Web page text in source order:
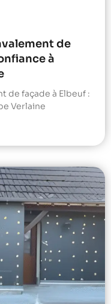
de
à
de façade à Elbeuf :
Verlaine